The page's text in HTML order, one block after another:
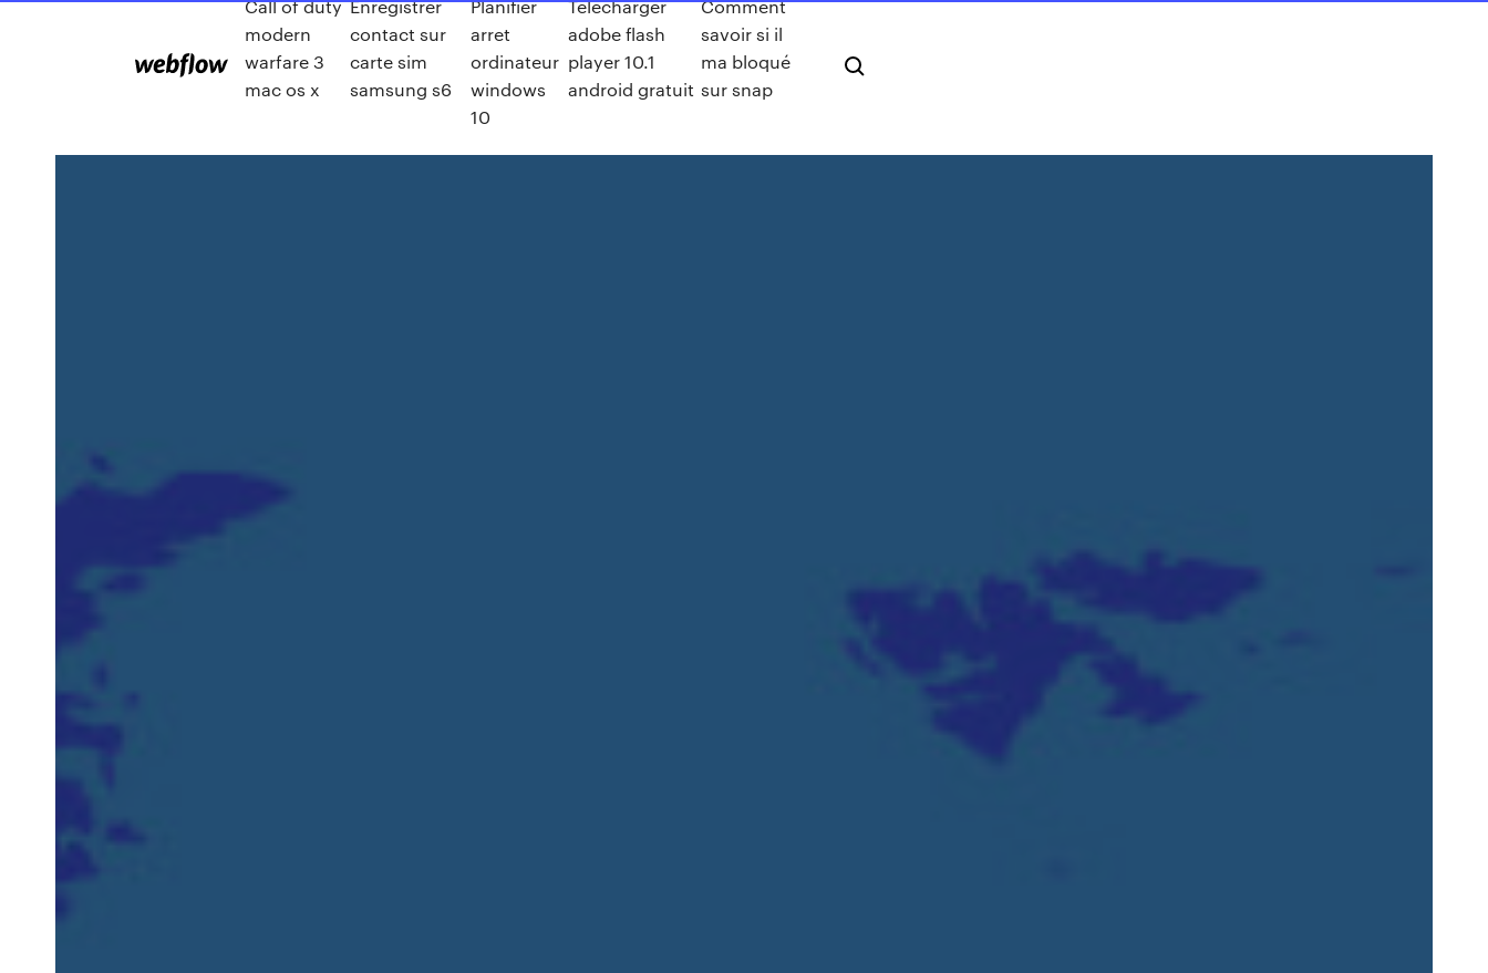
Call of duty
modern
warfare 3
mac os x
Enregistrer
contact sur
carte sim
samsung s6
Planifier
arret
ordinateur
windows
10
Telecharger
adobe flash
player 10.1
android gratuit
Comment
savoir si il
ma bloqué
sur snap